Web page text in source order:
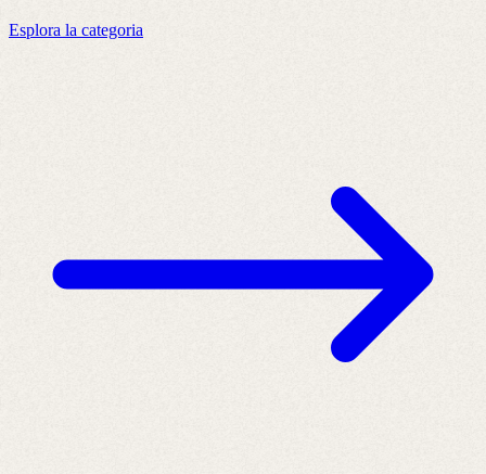
Esplora la categoria